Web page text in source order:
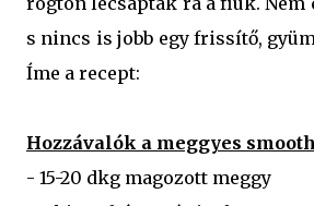
s nincs is jobb egy frissítő,
Íme a recept:
Hozzávalók a meggyes
- 15-20 dkg magozott meggy